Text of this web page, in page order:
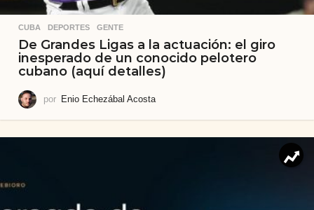
CUBA ,DEPORTES ,GENTE
De Grandes Ligas a la actuación: el giro
inesperado de un conocido pelotero
cubano (aquí detalles)
por Enio Echezábal Acosta